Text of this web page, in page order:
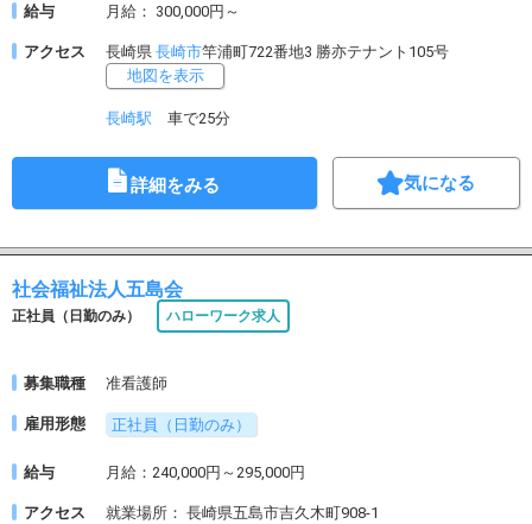
給与 月給： 300,000円～
アクセス 長崎県 長崎市竿浦町722番地3 勝亦テナント105号
地図を表示
長崎駅 車で25分
詳細をみる 気になる
社会福祉法人五島会
正社員（日勤のみ） ハローワーク求人
募集職種 准看護師
雇用形態 正社員（日勤のみ）
給与 月給：240,000円～295,000円
アクセス
就業場所： 長崎県五島市吉久木町908-1